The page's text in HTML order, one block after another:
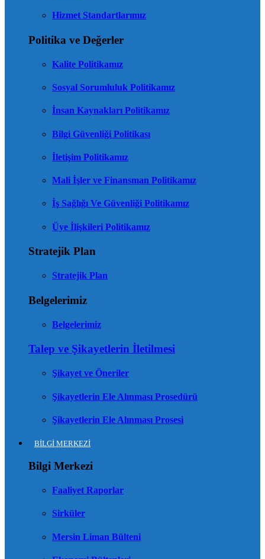
Hizmet Standartlarımız
Politika ve Değerler
Kalite Politikamız
Sosyal Sorumluluk Politikamız
İnsan Kaynakları Politikamız
Bilgi Güvenliği Politikası
İletişim Politikamız
Mali İşler ve Finansman Politikamız
İş Sağlığı Ve Güvenliği Politikamız
Üye İlişkileri Politikamız
Stratejik Plan
Stratejik Plan
Belgelerimiz
Belgelerimiz
Talep ve Şikayetlerin İletilmesi
Şikayet ve Öneriler
Şikayetlerin Ele Alınması Prosedürü
Şikayetlerin Ele Alınması Prosesi
BİLGİ MERKEZİ
Bilgi Merkezi
Faaliyet Raporlar
Sirküler
Mersin Liman Bülteni